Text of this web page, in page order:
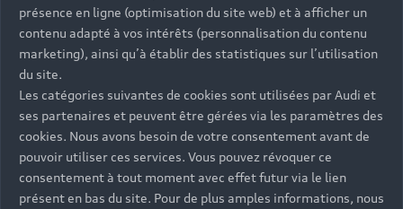
présence en ligne (optimisation du site web) et à afficher un
contenu adapté à vos intérêts (personnalisation du contenu
marketing), ainsi qu’à établir des statistiques sur l’utilisation
du site.
Les catégories suivantes de cookies sont utilisées par Audi et
ses partenaires et peuvent être gérées via les paramètres des
cookies. Nous avons besoin de votre consentement avant de
pouvoir utiliser ces services. Vous pouvez révoquer ce
consentement à tout moment avec effet futur via le lien
présent en bas du site. Pour de plus amples informations, nous
Des privilèges
exclusifs dédiés aux
clients Audi
Découvrez les coulisses d’un constructeur
d'exception où expériences inoubliables
et partenariats exclusifs vous offrent de
nouvelles sensations qui n’existent nulle
part ailleurs.